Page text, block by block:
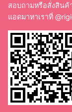
สอบถามหรือสั่งสินค้
แอดมาหาเราที่